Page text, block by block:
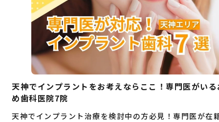
天神でインプラントをお考えならここ！専門医がい
め歯科医院7院
天神でインプラント治療を検討中の方必見！専門医が在